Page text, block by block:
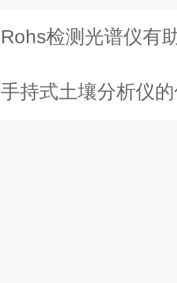
Rohs检测光谱仪有助于
手持式土壤分析仪